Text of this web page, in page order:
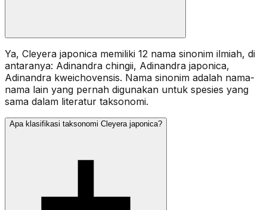
Ya, Cleyera japonica memiliki 12 nama sinonim ilmiah, di
antaranya: Adinandra chingii, Adinandra japonica,
Adinandra kweichovensis. Nama sinonim adalah nama-
nama lain yang pernah digunakan untuk spesies yang
sama dalam literatur taksonomi.
Apa klasifikasi taksonomi Cleyera japonica?